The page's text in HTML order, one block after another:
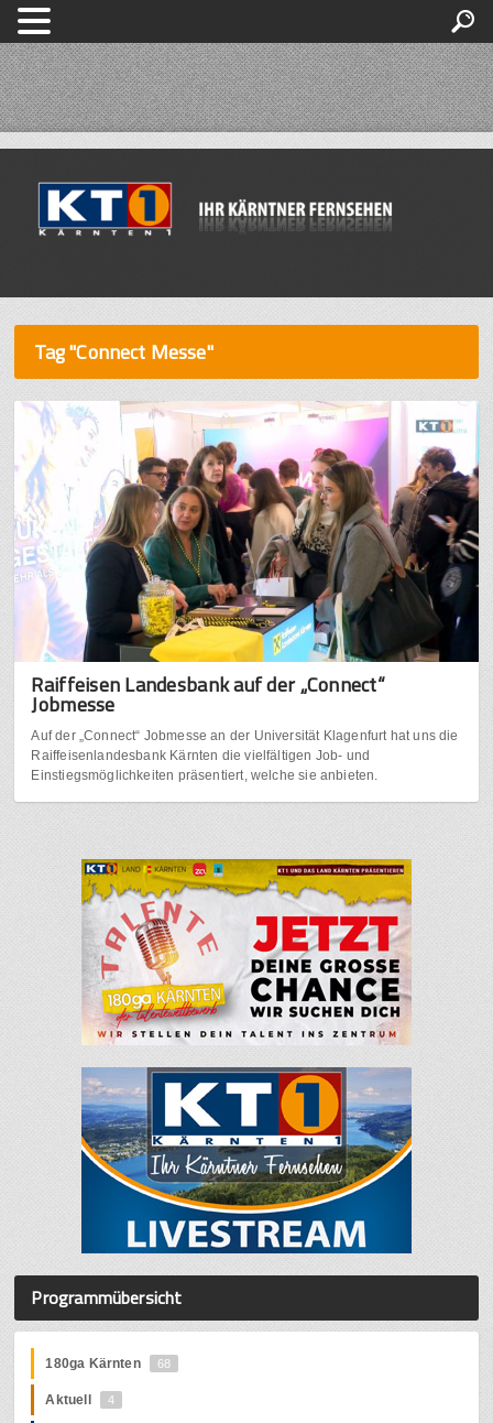
Tag "Connect Messe"
Raiffeisen Landesbank auf der „Connect“
Jobmesse
Auf der „Connect“ Jobmesse an der Universität Klagenfurt hat uns die
Raiffeisenlandesbank Kärnten die vielfältigen Job- und
Einstiegsmöglichkeiten präsentiert, welche sie anbieten.
Programmübersicht
180ga Kärnten 68
Aktuell 4